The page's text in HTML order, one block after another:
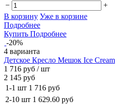
−
+
В корзину Уже в корзине
Подробнее
Купить Подробнее
-20%
4 варианта
Детское Кресло Мешок Ice Cream
1 716 руб / шт
2 145 руб
1-1 шт 1 716 руб
2-10 шт 1 629.60 руб